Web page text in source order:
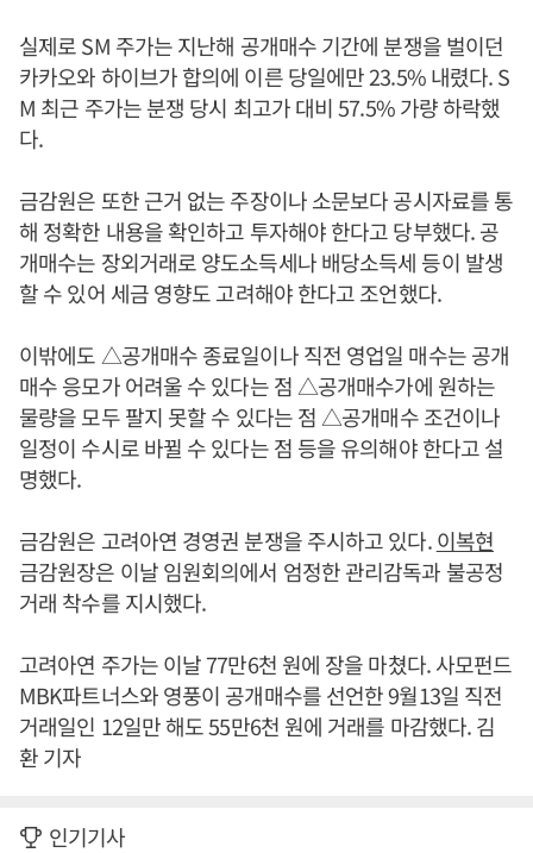
실제로 SM 주가는 지난해 공개매수 기간에 분쟁을 벌이던
카카오와 하이브가 합의에 이른 당일에만 23.5% 내렸다. S
M 최근 주가는 분쟁 당시 최고가 대비 57.5% 가량 하락했
다.
금감원은 또한 근거 없는 주장이나 소문보다 공시자료를 통
해 정확한 내용을 확인하고 투자해야 한다고 당부했다. 공
개매수는 장외거래로 양도소득세나 배당소득세 등이 발생
할 수 있어 세금 영향도 고려해야 한다고 조언했다.
이밖에도 △공개매수 종료일이나 직전 영업일 매수는 공개
매수 응모가 어려울 수 있다는 점 △공개매수가에 원하는
물량을 모두 팔지 못할 수 있다는 점 △공개매수 조건이나
일정이 수시로 바뀔 수 있다는 점 등을 유의해야 한다고 설
명했다.
금감원은 고려아연 경영권 분쟁을 주시하고 있다.이복현
금감원장은 이날 임원회의에서 엄정한 관리감독과 불공정
거래 착수를 지시했다.
고려아연 주가는 이날 77만6천 원에 장을 마쳤다. 사모펀드
MBK파트너스와 영풍이 공개매수를 선언한 9월13일 직전
거래일인 12일만 해도 55만6천 원에 거래를 마감했다. 김
환 기자
인기기사